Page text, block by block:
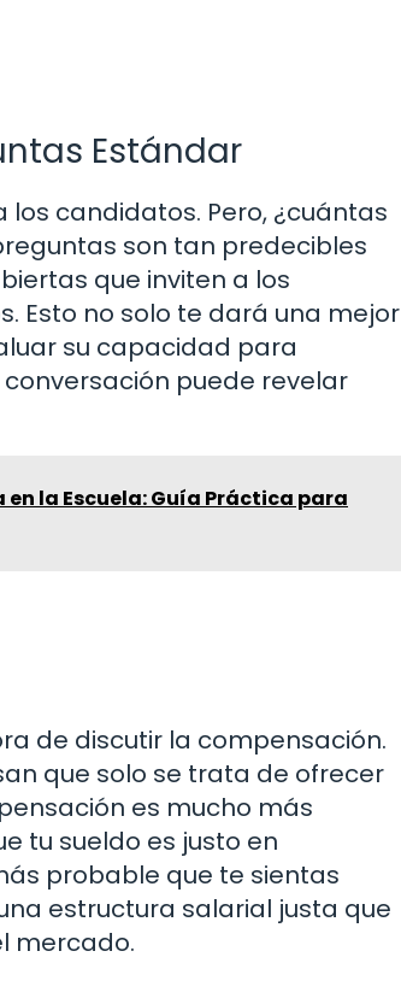
Estándar
candidatos. Pero, ¿cuántas
son tan predecibles
que inviten a los
Esto no solo te dará una mejor
su capacidad para
puede revelar
la Escuela: Guía Práctica para
de discutir la compensación.
que solo se trata de ofrecer
es mucho más
tu sueldo es justo en
probable que te sientas
estructura salarial justa que
mercado.